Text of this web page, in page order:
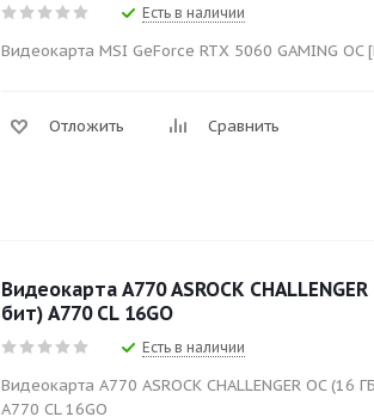
Есть в наличии
Видеокарта MSI GeForce RTX 5060 GAMING OC
Отложить Сравнить
Видеокарта A770 ASROCK
бит) A770 CL 16GO
Есть в наличии
Видеокарта A770 ASROCK CHALLENGER OC (16
A770 CL 16GO